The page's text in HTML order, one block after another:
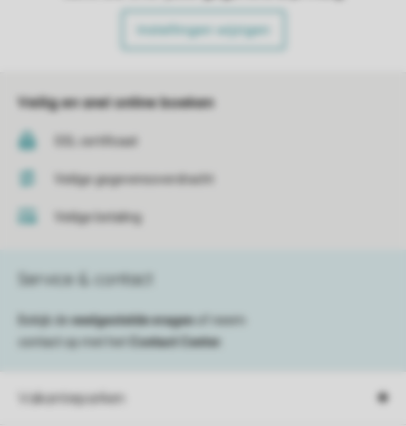
Instellingen wijzigen
Veilig en snel online boeken
SSL certificaat
Veilige gegevensoverdracht
Veilige betaling
Vakantieparken
Service & contact
Bekijk de veelgestelde vragen
of neem
contact op met het
Contact Center